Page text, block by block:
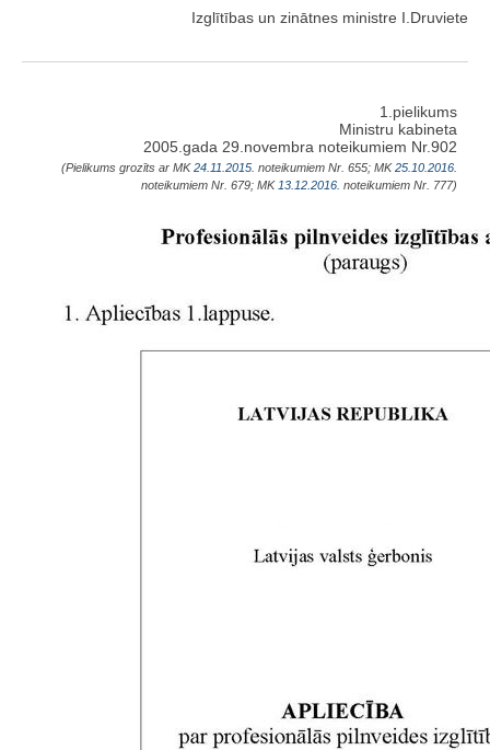
Izglītības un zinātnes ministre I.Druviete
1.pielikums
Ministru kabineta
2005.gada 29.novembra noteikumiem Nr.902
(Pielikums grozīts ar MK24.11.2015. noteikumiem Nr. 655; MK25.10.2016.
noteikumiem Nr. 679; MK 13.12.2016. noteikumiem Nr. 777)